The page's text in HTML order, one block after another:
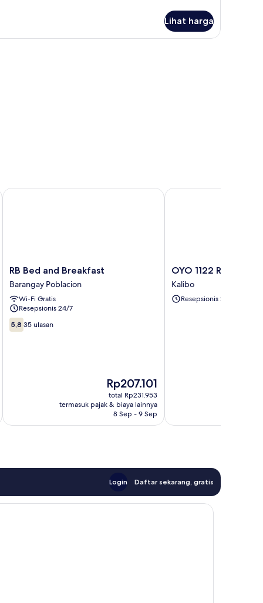
Lihat harga
dan tirai kedap cahaya
RB
Bed
and
Breakfast
Barangay
Poblacion
RB Bed and Breakfast
Barangay Poblacion
Wi-Fi Gratis
Resepsionis 24/7
5.8
dari
5,8 35 ulasan
Harga
sekarang
Rp207.101
Rp207.101
total Rp231.953
termasuk pajak & biaya lainnya
8 Sep - 9 Sep
RB Bed and Breakfast
OYO
1122
Ranchotel
Aklan
OYO 1122 Ranchotel
Kalibo
Resepsionis 24/7
OYO 1122 Ranchotel
Login Daftar sekarang, gratis